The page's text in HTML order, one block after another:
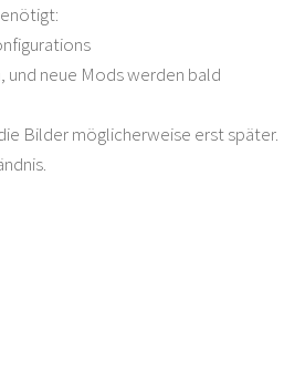
neue Mods werden bald
Bilder möglicherweise erst später.